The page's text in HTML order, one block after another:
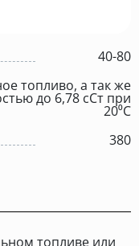
40-80
топливо, а так же
до 6,78 сСт при
20⁰С
380
топливе или